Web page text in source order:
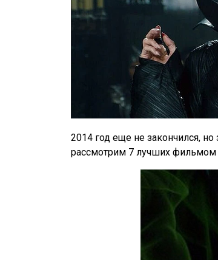
2014 год еще не закончился,
рассмотрим 7 лучших фильмом